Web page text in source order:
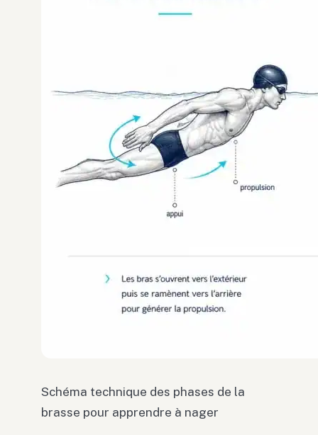
Schéma technique des phases de la
brasse pour apprendre à nager